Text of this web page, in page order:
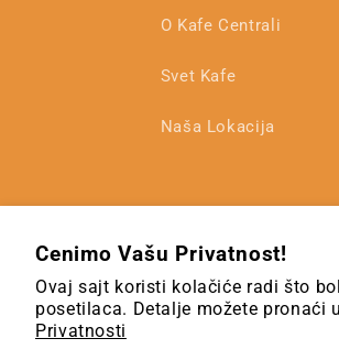
Cenimo Vašu Privatnost!
Ovaj sajt koristi kolačiće radi što
posetilaca. Detalje možete pronaći
Privatnosti
O Kafe Centrali
Svet Kafe
Naša Lokacija